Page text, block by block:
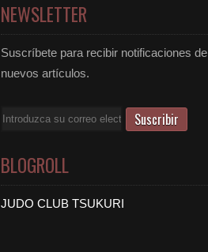
NEWSLETTER
Suscríbete para recibir notificaciones de
nuevos artículos.
Email
BLOGROLL
JUDO CLUB TSUKURI